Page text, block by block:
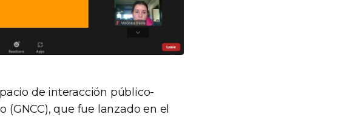
de interacción público-
que fue lanzado en el